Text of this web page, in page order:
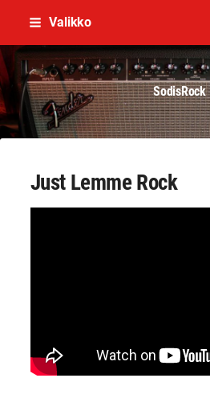
Siirry
sisältöön
Valikko
SodisRock
Just Lemme Rock